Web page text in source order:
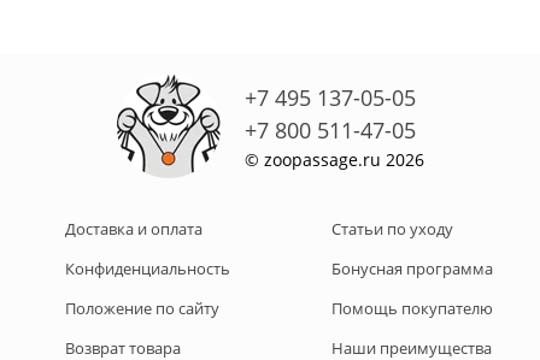
+7 495 137-05-05
+7 800 511-47-05
© zoopassage.ru 2026
Доставка и оплата
Конфиденциальность
Положение по сайту
Возврат товара
Статьи по уходу
Бонусная программа
Помощь покупателю
Наши преимущества